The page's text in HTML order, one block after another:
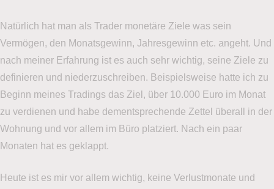
Natürlich hat man als Trader monetäre Ziele was sein
Vermögen, den Monatsgewinn, Jahresgewinn etc. angeht. Und
nach meiner Erfahrung ist es auch sehr wichtig, seine Ziele zu
definieren und niederzuschreiben. Beispielsweise hatte ich zu
Beginn meines Tradings das Ziel, über 10.000 Euro im Monat
zu verdienen und habe dementsprechende Zettel überall in der
Wohnung und vor allem im Büro platziert. Nach ein paar
Monaten hat es geklappt.
Heute ist es mir vor allem wichtig, keine Verlustmonate und